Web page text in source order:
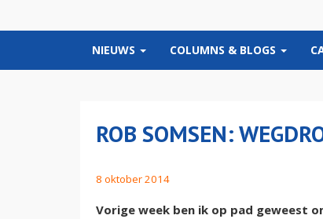
NIEUWS COLUMNS & BLOGS
ROB SOMSEN:
8 oktober 2014
Vorige week ben ik op pad geweest